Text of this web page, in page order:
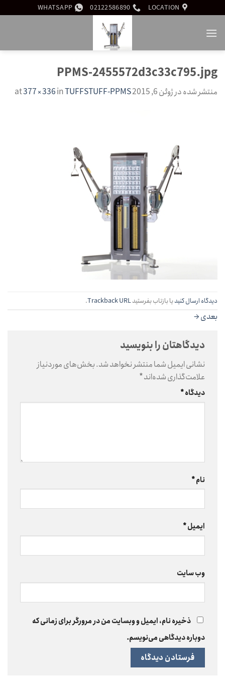
to
content
LOCATION
02122586890
WHATSAPP
PPMS-2455572d3c33c795.jpg
منتشر شده درژوئن 6, 2015 377 × 336inTUFFSTUFF-PPMS
دیدگاه ارسال کنیدیا بازتاب بفرستیدTrackback URL
.
بعدی→
دیدگاهتان را بنویسید
نشانی ایمیل شما منتشر نخواهد شد.بخش‌های موردنیاز
علامت‌گذاری شده‌اند*
دیدگاه*
نام*
ایمیل*
وب‌ سایت
ذخیره نام، ایمیل و وبسایت من در مرورگر برای زمانی که
دوباره دیدگاهی می‌نویسم.